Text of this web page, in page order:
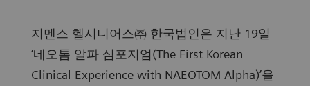
지멘스 헬시니어스㈜ 한국법인은 지난 19일
‘네오톰 알파 심포지엄(The First Korean
Clinical Experience with NAEOTOM Alpha)’을